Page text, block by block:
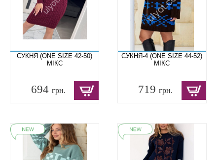
СУКНЯ (ONE SIZE 42-50)
МІКС
694 грн.
СУКНЯ-4 (ONE SIZE 44-52)
МІКС
719грн.